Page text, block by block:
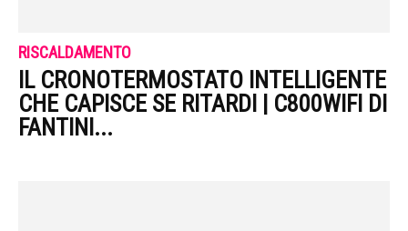
RISCALDAMENTO
IL CRONOTERMOSTATO INTELLIGENTE
CHE CAPISCE SE RITARDI | C800WIFI DI
FANTINI...